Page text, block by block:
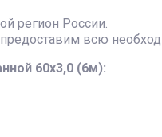
регион России.
всю
60х3,0 (6м):